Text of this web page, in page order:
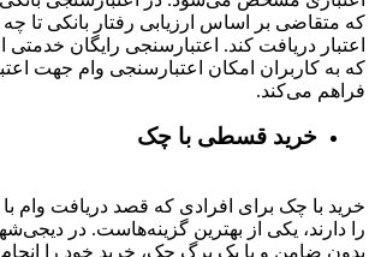
که متقاضی بر اساس ارزیابی رفتار بانکی تا چه
اعتبار دریافت کند. اعتبارسنجی رایگان
که به کاربران امکان اعتبارسنجی وام جهت
فراهم می‌کند.
خرید قسطی با چک
خرید با چک برای افرادی که قصد دریافت وام
را دارند، یکی از بهترین گزینه‌هاست. در
بدون ضامن و با یک برگ چک، خرید خود را انجام